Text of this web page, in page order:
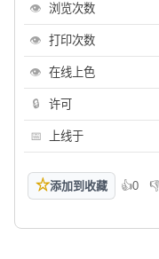
👁 浏览次数
👁 打印次数
👁 在线上色
🔒 许可
📅 上线于
☆添加到收藏 👍0
喜欢